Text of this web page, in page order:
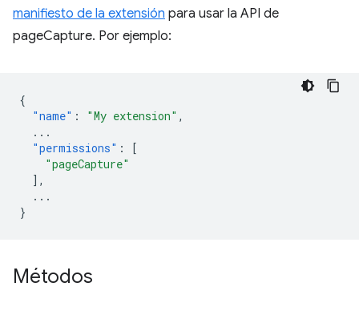
manifiesto de la extensión para usar la API de
pageCapture. Por ejemplo:
{
"name" : "My extension" ,
...
"permissions" :
[
"pageCapture"
],
...
}
Métodos